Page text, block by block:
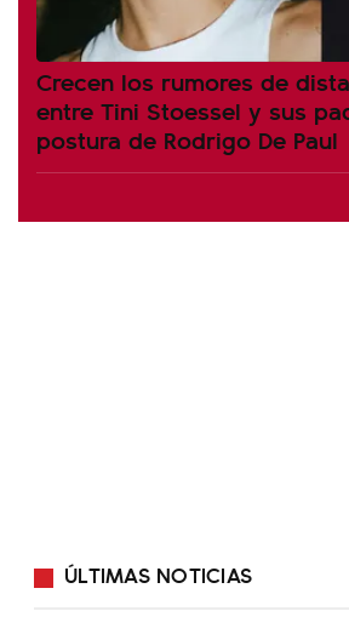
Crecen los rumores de
entre Tini Stoessel y sus
postura de Rodrigo De Paul
ÚLTIMAS NOTICIAS